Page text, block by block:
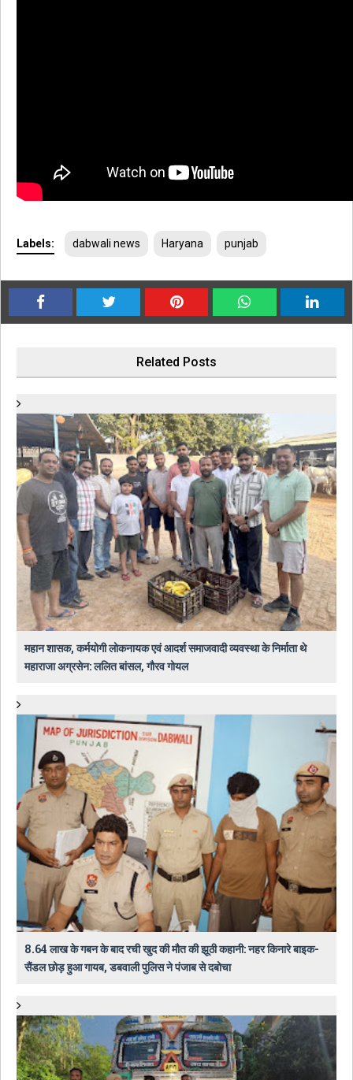
Labels: dabwali news Haryana punjab
Related Posts
महान शासक, कर्मयोगी लोकनायक एवं आदर्श समाजवादी व्यवस्था के निर्माता थे
महाराजा अग्रसेन: ललित बांसल, गौरव गोयल
8.64 लाख के गबन के बाद रची खुद की मौत की झूठी कहानी: नहर किनारे बाइक-
सैंडल छोड़ हुआ गायब, डबवाली पुलिस ने पंजाब से दबोचा